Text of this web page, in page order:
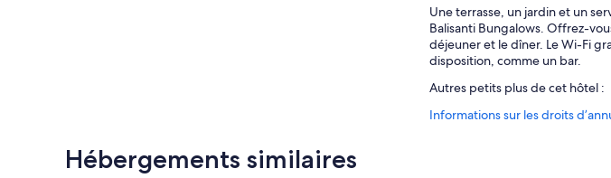
Une terrasse, un jardin et un
Balisanti Bungalows. Offrez-
déjeuner et le dîner. Le Wi-Fi
disposition, comme un bar.
Autres petits plus de cet hôtel :
Piscine en plein air avec
Informations sur les droits
Hébergements similaires